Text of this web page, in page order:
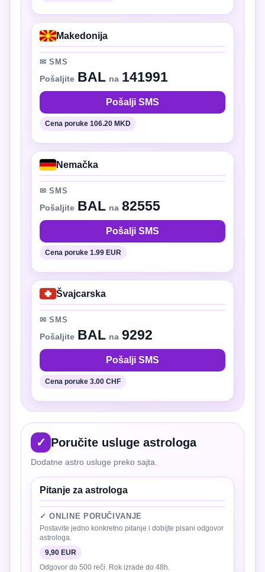
Makedonija
✉ SMS
Pošaljite BAL na 141991
Pošalji SMS
Cena poruke 106.20 MKD
Nemačka
✉ SMS
Pošaljite BAL na 82555
Pošalji SMS
Cena poruke 1.99 EUR
Švajcarska
✉ SMS
Pošaljite BAL na 9292
Pošalji SMS
Cena poruke 3.00 CHF
✓ Poručite usluge astrologa
Dodatne astro usluge preko sajta.
Pitanje za astrologa
✓ ONLINE PORUČIVANJE
Postavite jedno konkretno pitanje i dobijte pisani odgovor
astrologa.
9,90 EUR
Odgovor do 500 reči. Rok izrade do 48h.